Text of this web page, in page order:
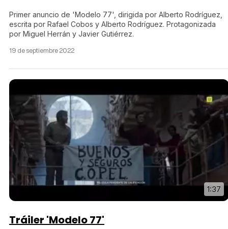
Tráiler en español 'Outcome' (2026)
Tráiler 'Do Not Enter' (2026)
Primer anuncio de 'Modelo 77', dirigida por Alberto Rodríguez,
escrita por Rafael Cobos y Alberto Rodríguez. Protagonizada
por Miguel Herrán y Javier Gutiérrez.
19 de septiembre 2022
1:37
Tráiler 'Modelo 77'